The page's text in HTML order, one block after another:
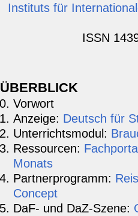
Instituts für
ISSN
ÜBERBLICK
Vorwort
Anzeige: Deutsch für
Unterrichtsmodul:
Ressourcen:
Monats
Partnerprogramm:
Concept
DaF- und DaZ-Szene: